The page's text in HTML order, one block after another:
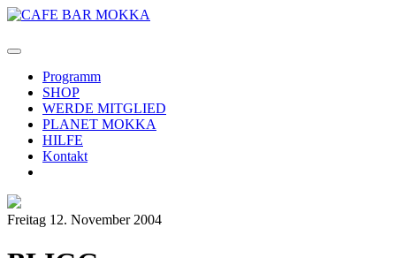
Programm
SHOP
WERDE MITGLIED
PLANET MOKKA
HILFE
Kontakt
Freitag 12. November 2004